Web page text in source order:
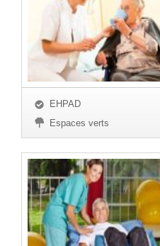
EHPAD
Espaces verts